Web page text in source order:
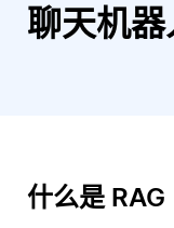
聊天机器
什么是 RAG